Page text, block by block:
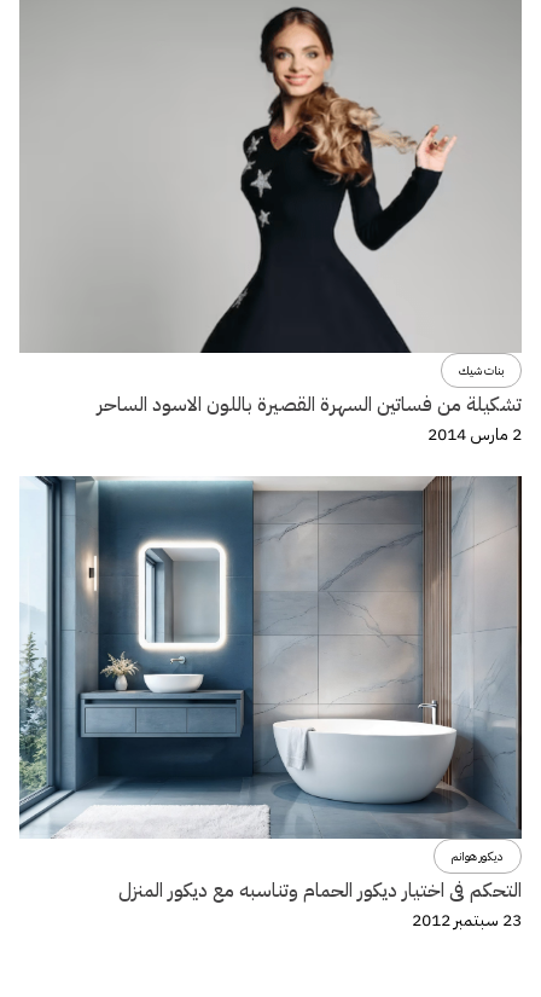
بنات شيك
تشكيلة من فساتين السهرة القصيرة باللون الاسود الساحر
2 مارس 2014
ديكور هوانم
التحكم فى اختيار ديكور الحمام وتناسبه مع ديكور المنزل
23 سبتمبر 2012